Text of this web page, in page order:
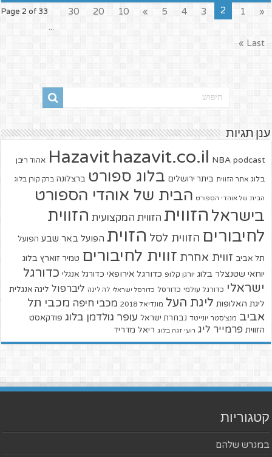
Page 2 of 33 «
1
2
3
4
5
»
10
20
30
...
Last »
ענן תגיות
Hazavit hazavit.co.il NBA podcast אהוד ריבן
בלוג אתר הזווית ביתר ירושלים בלוג ספורט ברצלונה ברק קורן בלוג
הבית של אוהדי הספורט הבית של אוהדי הספורט
בישראל הזווית הזווית המקצועית הזווית
לחיבורים הזווית לסל הזוית הפועל באר שבע הפועל
תל אביב זווית אחרת זווית לחיבורים טמיר זוארץ בלוג
יוחאי שטנצלר בלוג יורגן קלופ כדורגל אירופאי כדורגל אנגלי כדורגל
ישראלי כדורגל עולמי כדורסל כדורסל ישראלי לה ליגה ליברפול ליגה אנגלית
ליגת האלופות ליגת העל מונדיאל 2018 מכבי חיפה מכבי תל
אביב מנצ'סטר יונייטד נבחרת ישראל עופר גולדמן בלוג פודקאסט
הזווית פרמייר ליג רועי זגה בלוג ריאל מדריד
קטגוריות
במגרש שלהם